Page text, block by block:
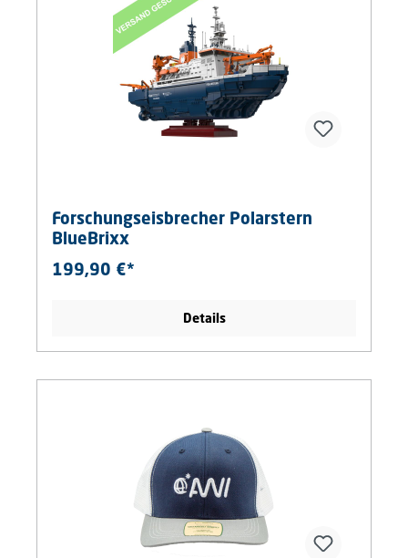
Forschungseisbrecher Polarstern
BlueBrixx
199,90 €*
Details